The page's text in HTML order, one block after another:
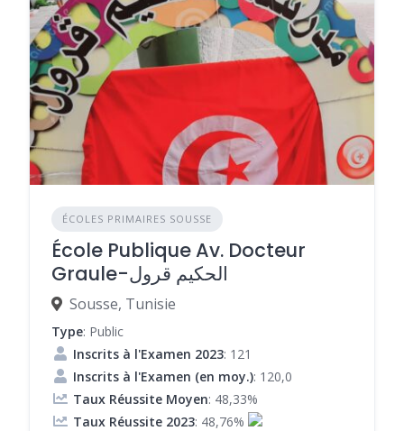
ÉCOLES PRIMAIRES SOUSSE
École Publique Av. Docteur
Graule-الحكيم قرول
Sousse, Tunisie
Type: Public
Inscrits à l'Examen 2023: 121
Inscrits à l'Examen (en moy.): 120,0
Taux Réussite Moyen: 48,33%
Taux Réussite 2023: 48,76%